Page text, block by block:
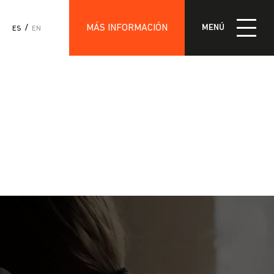
ES EN MÁS INFORMACIÓN MENÚ